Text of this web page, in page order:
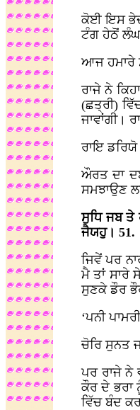
ਕੋਈ ਇਸ ਭੇਦ
ਟੰਗ ਹੇਠੋਂ ਲੰਘ
ਆਜ ਹਮਾਰੇ
ਰਾਜੇ ਨੇ
(ਛਤ੍ਰੀ)
ਜਾਵਾਂਗੀ।
ਰਾਇ
ਔਰਤ ਦਾ
ਸਮਝਾਉਣ
ਸੁਧਿ ਜਬ ਤੇ
ਜੈਯਹੁ। 51.
ਜਿਵੇਂ ਪਰ
ਮੈ ਤਾਂ
ਸੁਣਕੇ ਡੌਰ
‘ਪਨੀ
ਚੋਰਿ ਸੁਨਤ
ਪਰ ਰਾਜੇ ਨੇ
ਕੌਰ ਦੇ ਭਰਾ
ਵਿੱਚ ਬੰਦ